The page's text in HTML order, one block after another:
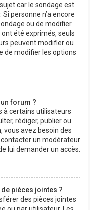
car le sondage est
personne n’a encore
ou de modifier
été exprimés, seuls
peuvent modifier ou
de modifier les options
forum ?
à certains utilisateurs
rédiger, publier ou
vous avez besoin des
un modérateur
lui demander un accès.
pièces jointes ?
des pièces jointes
ou par utilisateur. Les